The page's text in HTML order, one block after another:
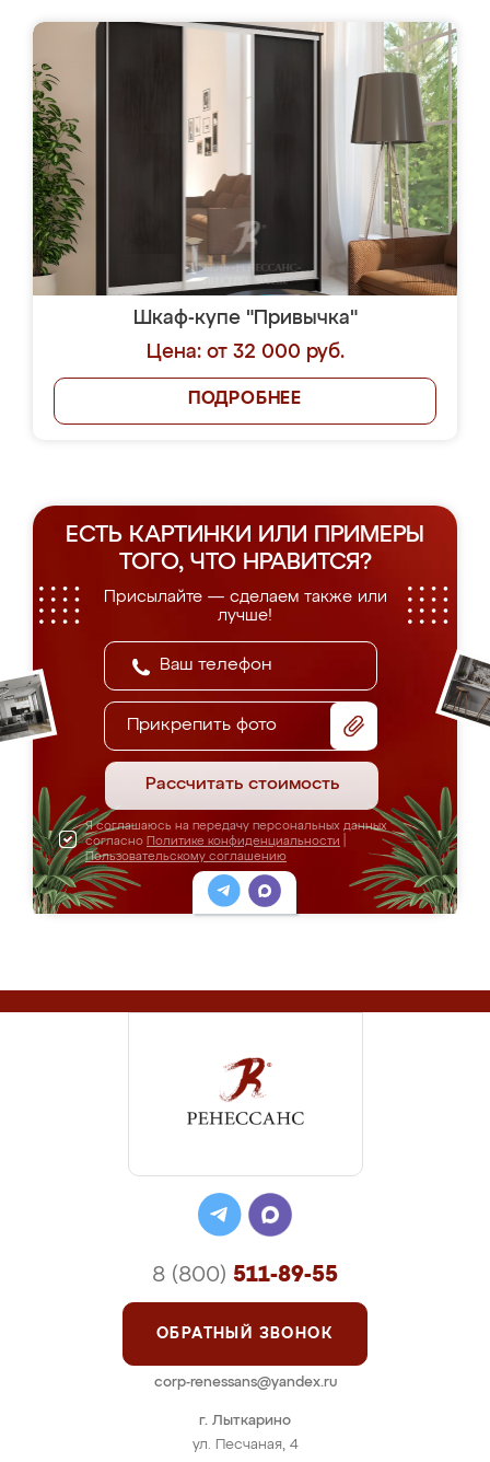
Шкаф-купе "Привычка"
Цена: от 32 000 руб.
ПОДРОБНЕЕ
ЕСТЬ КАРТИНКИ ИЛИ ПРИМЕРЫ
ТОГО, ЧТО НРАВИТСЯ?
Присылайте — сделаем также или
лучше!
Прикрепить фото
Рассчитать стоимость
Я соглашаюсь на передачу персональных данных
согласно Политике конфиденциальности
Пользовательскому соглашению
г. Лыткарино
ул. Песчаная, 4
8 (800) 511-89-55
ОБРАТНЫЙ ЗВОНОК
corp-renessans@yandex.ru